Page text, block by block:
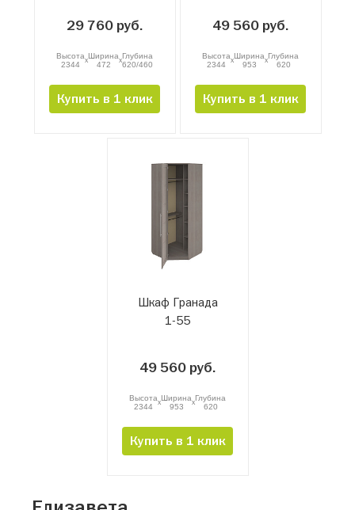
29 760 руб.
Высота
2344
xШирина
472
xГлубина
620/460
Купить в 1 клик
49 560 руб.
Высота
2344
xШирина
953
xГлубина
620
Купить в 1 клик
Шкаф Гранада
1-55
49 560 руб.
Высота
2344
xШирина
953
xГлубина
620
Купить в 1 клик